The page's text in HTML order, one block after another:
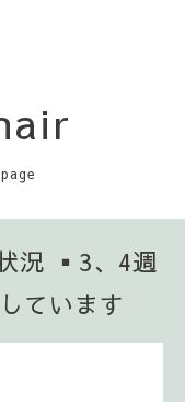
況 ▪️3、4週
ています